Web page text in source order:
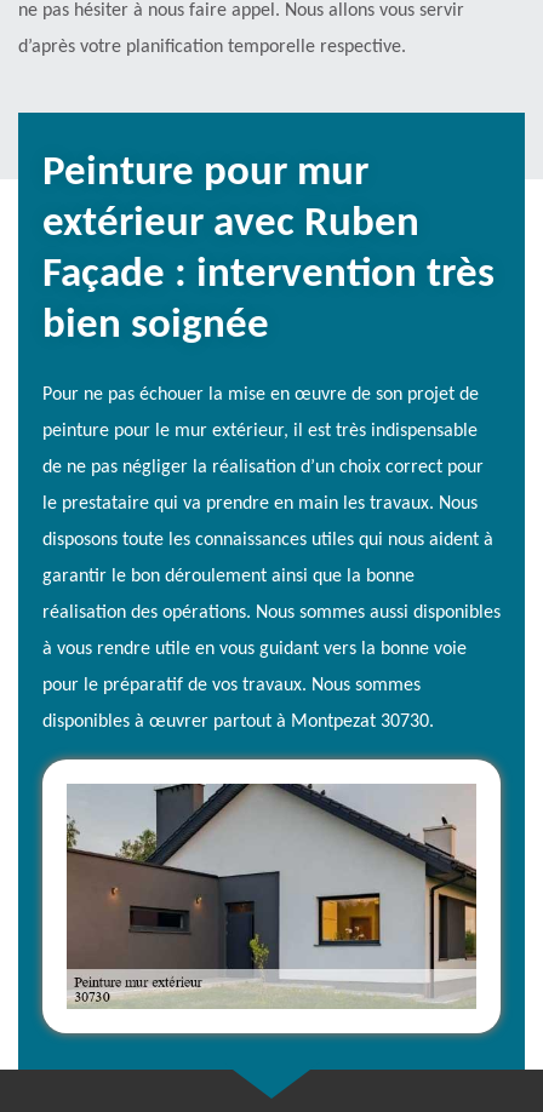
ne pas hésiter à nous faire appel. Nous allons vous servir
d’après votre planification temporelle respective.
Peinture pour mur
extérieur avec Ruben
Façade : intervention très
bien soignée
Pour ne pas échouer la mise en œuvre de son projet de
peinture pour le mur extérieur, il est très indispensable
de ne pas négliger la réalisation d’un choix correct pour
le prestataire qui va prendre en main les travaux. Nous
disposons toute les connaissances utiles qui nous aident à
garantir le bon déroulement ainsi que la bonne
réalisation des opérations. Nous sommes aussi disponibles
à vous rendre utile en vous guidant vers la bonne voie
pour le préparatif de vos travaux. Nous sommes
disponibles à œuvrer partout à Montpezat 30730.